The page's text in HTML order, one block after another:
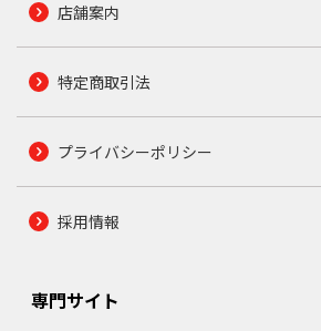
店舗案内
特定商取引法
プライバシーポリシー
採用情報
専門サイト